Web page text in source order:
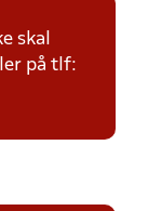
skal
på tlf: